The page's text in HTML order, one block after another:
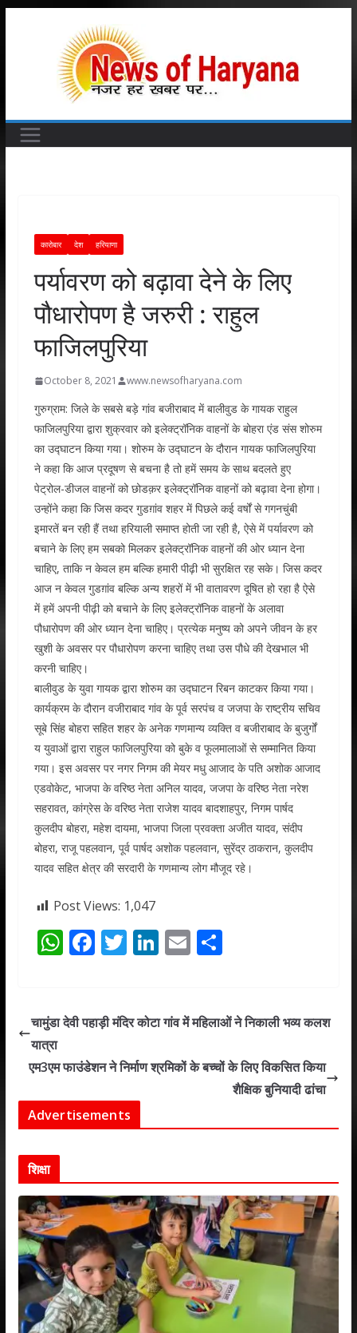
कारोबार देश हरियाणा
पर्यावरण को बढ़ावा देने के लिए
पौधारोपण है जरुरी : राहुल
फाजिलपुरिया
October 8, 2021 www.newsofharyana.com
गुरुग्राम: जिले के सबसे बड़े गांव बजीराबाद में बालीवुड के गायक राहुल
फाजिलपुरिया द्वारा शुक्रवार को इलेक्ट्रॉनिक वाहनों के बोहरा एंड संस शोरुम
का उद्घाटन किया गया। शोरुम के उद्घाटन के दौरान गायक फाजिलपुरिया
ने कहा कि आज प्रदूषण से बचना है तो हमें समय के साथ बदलते हुए
पेट्रोल-डीजल वाहनों को छोडक़र इलेक्ट्रॉनिक वाहनों को बढ़ावा देना होगा।
उन्होंने कहा कि जिस कदर गुडग़ांव शहर में पिछले कई वर्षों से गगनचुंबी
इमारतें बन रही हैं तथा हरियाली समाप्त होती जा रही है, ऐसे में पर्यावरण को
बचाने के लिए हम सबको मिलकर इलेक्ट्रॉनिक वाहनों की ओर ध्यान देना
चाहिए, ताकि न केवल हम बल्कि हमारी पीढ़ी भी सुरक्षित रह सके। जिस कदर
आज न केवल गुडग़ांव बल्कि अन्य शहरों में भी वातावरण दूषित हो रहा है ऐसे
में हमें अपनी पीढ़ी को बचाने के लिए इलेक्ट्रॉनिक वाहनों के अलावा
पौधारोपण की ओर ध्यान देना चाहिए। प्रत्येक मनुष्य को अपने जीवन के हर
खुशी के अवसर पर पौधारोपण करना चाहिए तथा उस पौधे की देखभाल भी
करनी चाहिए।
बालीवुड के युवा गायक द्वारा शोरुम का उद्घाटन रिबन काटकर किया गया।
कार्यक्रम के दौरान वजीराबाद गांव के पूर्व सरपंच व जजपा के राष्ट्रीय सचिव
सूबे सिंह बोहरा सहित शहर के अनेक गणमान्य व्यक्ति व बजीराबाद के बुजुर्गों
य युवाओं द्वारा राहुल फाजिलपुरिया को बुके व फूलमालाओं से सम्मानित किया
गया। इस अवसर पर नगर निगम की मेयर मधु आजाद के पति अशोक आजाद
एडवोकेट, भाजपा के वरिष्ठ नेता अनिल यादव, जजपा के वरिष्ठ नेता नरेश
सहरावत, कांग्रेस के वरिष्ठ नेता राजेश यादव बादशाहपुर, निगम पार्षद
कुलदीप बोहरा, महेश दायमा, भाजपा जिला प्रवक्ता अजीत यादव, संदीप
बोहरा, राजू पहलवान, पूर्व पार्षद अशोक पहलवान, सुरेंद्र ठाकरान, कुलदीप
यादव सहित क्षेत्र की सरदारी के गणमान्य लोग मौजूद रहे।
Post Views: 1,047
W
s
p
p
F
b
o
k
T
er
Li
e
n
E
l
S
e
चामुंडा देवी पहाड़ी मंदिर कोटा गांव में महिलाओं ने निकाली भव्य कलश
यात्रा
एम3एम फाउंडेशन ने निर्माण श्रमिकों के बच्चों के लिए विकसित किया
शैक्षिक बुनियादी ढांचा
Advertisements
शिक्षा